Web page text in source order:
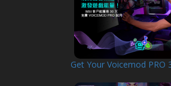
Get Your Voicemod PRO